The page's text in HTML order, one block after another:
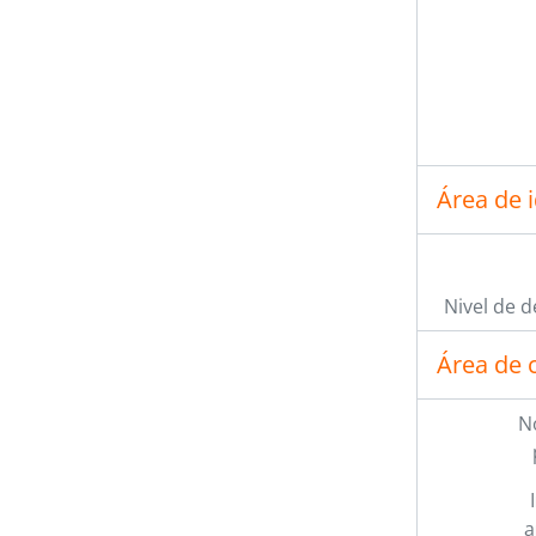
Área de
Nivel de
Área de